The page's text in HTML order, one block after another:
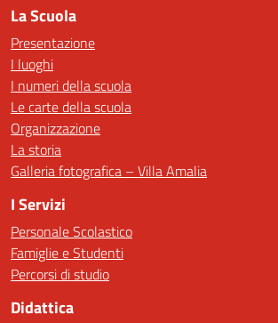
La Scuola
Presentazione
I luoghi
I numeri della scuola
Le carte della scuola
Organizzazione
La storia
Galleria fotografica – Villa Amalia
I Servizi
Personale Scolastico
Famiglie e Studenti
Percorsi di studio
Didattica